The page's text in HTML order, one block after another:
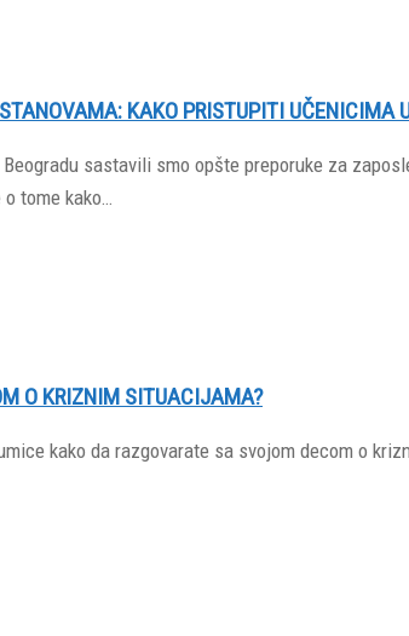
KAKO PRISTUPITI
sastavili smo opšte preporuke za
tome kako…
O KRIZNIM SITUACIJAMA?
kako da razgovarate sa svojom decom o